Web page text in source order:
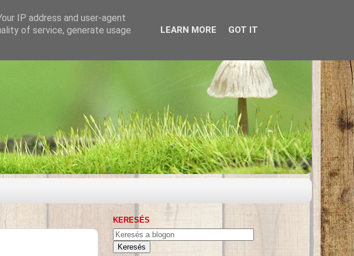
KERESÉS
IP address and user-agent
of service, generate usage
LEARN MORE GOT IT